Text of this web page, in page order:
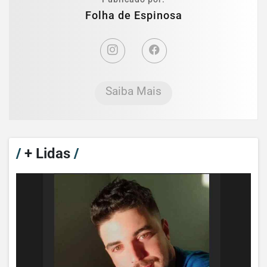
Folha de Espinosa
Saiba Mais
/+ Lidas /